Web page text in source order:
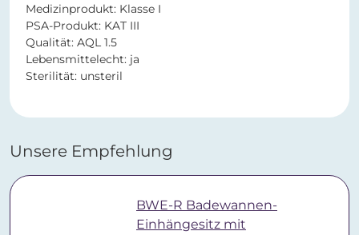
Medizinprodukt: Klasse I
PSA-Produkt: KAT III
Qualität: AQL 1.5
Lebensmittelecht: ja
Sterilität: unsteril
Unsere Empfehlung
BWE-R Badewannen-
Einhängesitz mit